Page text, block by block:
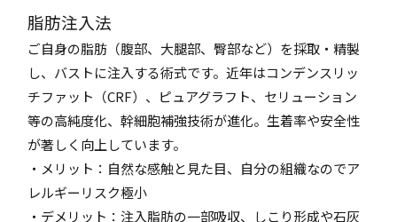
脂肪注入法
ご自身の脂肪（腹部、大腿部、臀部など）を採取・精製
し、バストに注入する術式です。近年はコンデンスリッ
チファット（CRF）、ピュアグラフト、セリューション
等の高純度化、幹細胞補強技術が進化。生着率や安全性
が著しく向上しています。
・メリット：自然な感触と見た目、自分の組織なのでア
レルギーリスク極小
・デメリット：注入脂肪の一部吸収、しこり形成や石灰